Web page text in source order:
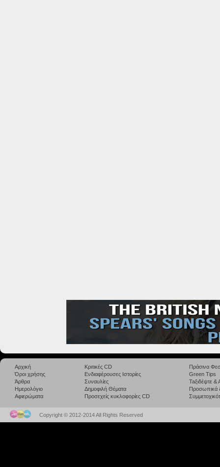
Αρχική
Όροι χρήσης
Άρθρα
Ημερολόγιο
Αφιερώματα
Κριτικές CD
Ενδιαφέρουσες Ιστορίες
Συναυλίες
Δημοφιλή Θέματα
Προσεχείς κυκλοφορίες CD
Πράσινα
Green Tips
Taξιδέψτε
Προσωπικά
Copyright © 2012-2014 All Rights Reserved